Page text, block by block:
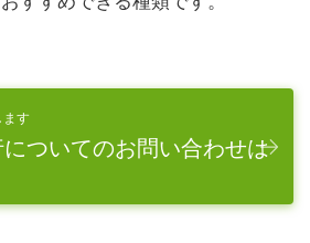
ます
ついてのお問い合わせは